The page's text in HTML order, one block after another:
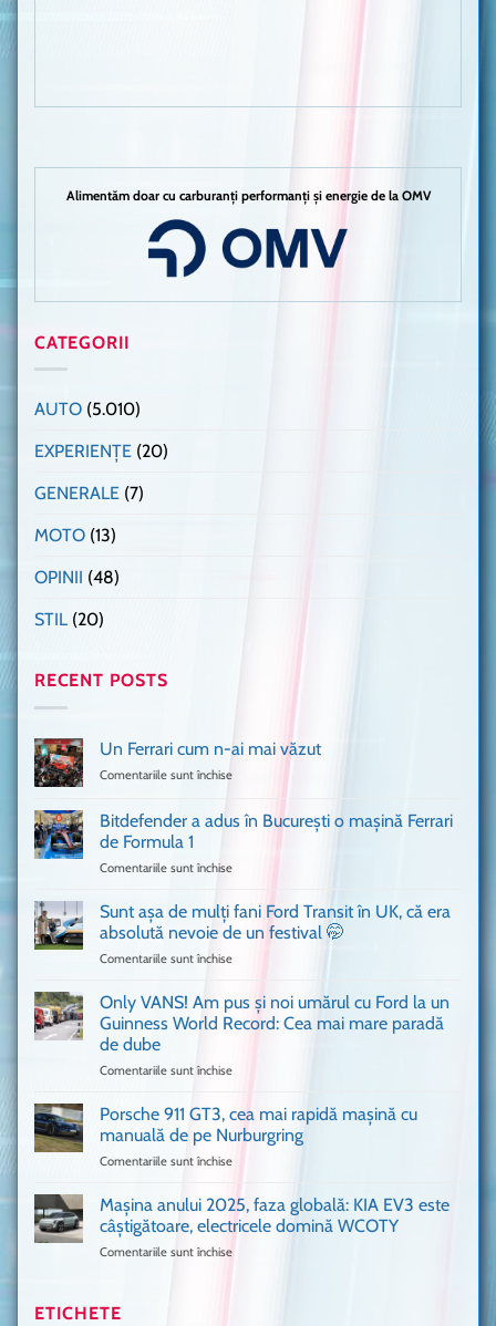
Alimentăm doar cu carburanți performanți și energie de la OMV
CATEGORII
AUTO (5.010)
EXPERIENȚE (20)
GENERALE (7)
MOTO (13)
OPINII (48)
STIL (20)
RECENT POSTS
Un Ferrari cum n-ai mai văzut
Comentariile sunt închise
Ferrari
cum
văzut
Bitdefender a adus în București o mașină Ferrari
de Formula 1
Comentariile sunt închise
a
în
mașină
Ferrari
Sunt așa de mulți fani Ford Transit în UK, că era
absolută nevoie de un festival 🤭
Comentariile sunt închise
așa
mulți
în
UK,
nevoie
de
Only VANS! Am pus și noi umărul cu Ford la un
Guinness World Record: Cea mai mare paradă
de dube
Comentariile sunt închise
VANS!
Am
pus
umărul
cu
Porsche 911 GT3, cea mai rapidă mașină cu
manuală de pe Nurburgring
Comentariile sunt închise
911
GT3,
cea
Mașina anului 2025, faza globală: KIA EV3 este
câștigătoare, electricele domină WCOTY
Comentariile sunt închise
ETICHETE